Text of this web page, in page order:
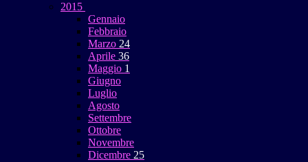
2015
Gennaio
Febbraio
Marzo 24
Aprile 36
Maggio 1
Giugno
Luglio
Agosto
Settembre
Ottobre
Novembre
Dicembre 25